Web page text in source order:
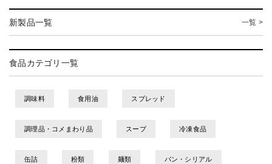
新製品一覧 一覧 >
食品カテゴリ一覧
調味料 食用油 スプレッド
調理品・コメまわり品 スープ 冷凍食品
缶詰 粉類 麺類 パン・シリアル